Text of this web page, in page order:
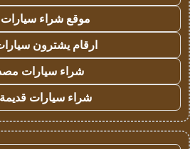
موقع شراء سيارات
ارقام يشترون
شراء سيارات
شراء سيارات